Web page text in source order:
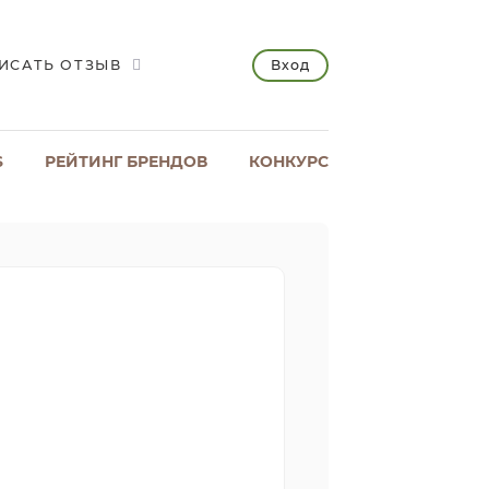
ОТЗЫВ Вход
РЕЙТИНГ БРЕНДОВ КОНКУРС